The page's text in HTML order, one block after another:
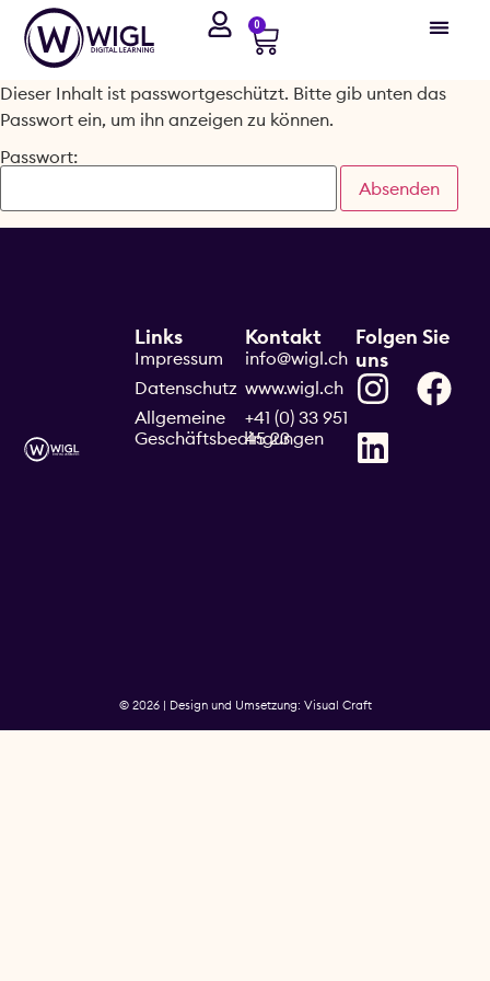
0
Dieser Inhalt ist passwortgeschützt. Bitte gib unten das
Passwort ein, um ihn anzeigen zu können.
Passwort:
Kontakt
info@wigl.ch
www.wigl.ch
+41 (0) 33 951
45 23
Links
Impressum
Datenschutz
Allgemeine
Geschäftsbedingungen
Folgen Sie
uns
© 2026 | Design und Umsetzung: Visual Craft